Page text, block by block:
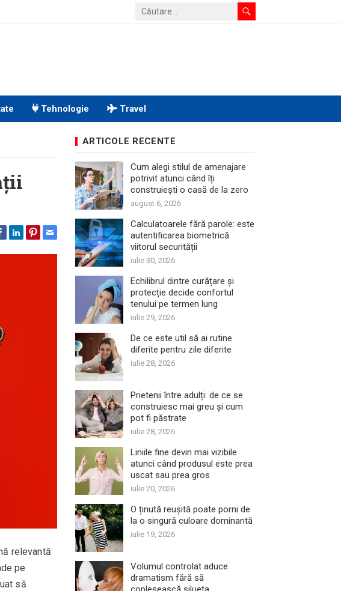
Tehnologie Travel
relevantă
pe
să
ARTICOLE RECENTE
Cum alegi stilul de amenajare
potrivit atunci când îți
construiești o casă de la zero
august 6, 2026
Calculatoarele fără parole: este
autentificarea biometrică
viitorul securității
iulie 30, 2026
Echilibrul dintre curățare și
protecție decide confortul
tenului pe termen lung
iulie 29, 2026
De ce este util să ai rutine
diferite pentru zile diferite
iulie 28, 2026
Prietenii între adulți: de ce se
construiesc mai greu și cum
pot fi păstrate
iulie 28, 2026
Liniile fine devin mai vizibile
atunci când produsul este prea
uscat sau prea gros
iulie 20, 2026
O ținută reușită poate porni de
la o singură culoare dominantă
iulie 19, 2026
Volumul controlat aduce
dramatism fără să